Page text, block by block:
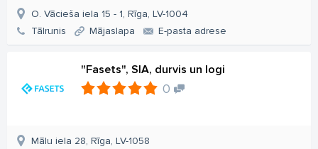
O. Vācieša iela 15 - 1, Rīga, LV-1004
Tālrunis
Mājaslapa E-pasta adrese
"Fasets", SIA, durvis un logi
0
Mālu iela 28, Rīga, LV-1058